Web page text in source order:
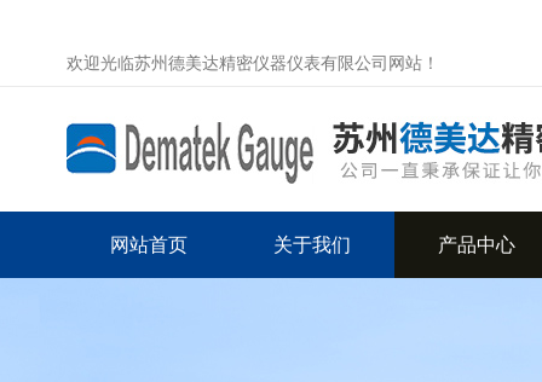
欢迎光临苏州德美达精密仪器仪表有限公司网站！
网站首页 关于我们 产品中心